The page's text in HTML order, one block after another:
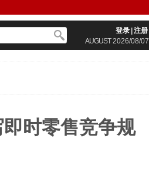
登录 注册
AUGUST2026/08/07
时零售竞争规